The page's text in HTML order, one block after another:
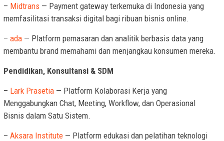
– Midtrans — Payment gateway terkemuka di Indonesia yang
memfasilitasi transaksi digital bagi ribuan bisnis online.
– ada — Platform pemasaran dan analitik berbasis data yang
membantu brand memahami dan menjangkau konsumen mereka.
Pendidikan, Konsultansi & SDM
– Lark Prasetia — Platform Kolaborasi Kerja yang
Menggabungkan Chat, Meeting, Workflow, dan Operasional
Bisnis dalam Satu Sistem.
– Aksara Institute — Platform edukasi dan pelatihan teknologi